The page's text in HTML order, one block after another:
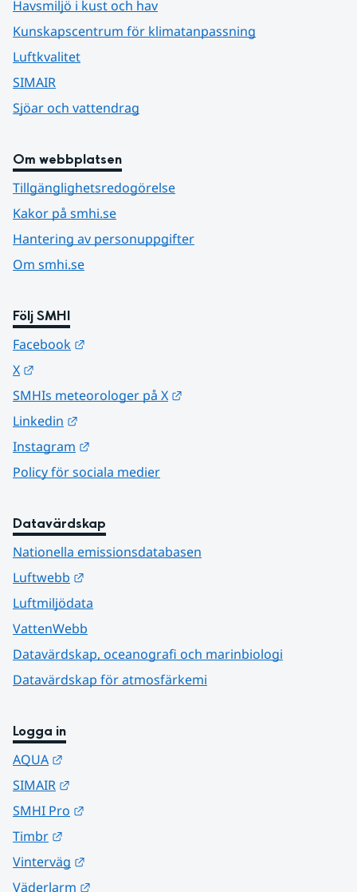
Havsmiljö i kust och hav
Kunskapscentrum för klimatanpassning
Luftkvalitet
SIMAIR
Sjöar och vattendrag
Om webbplatsen
Tillgänglighetsredogörelse
Kakor på smhi.se
Hantering av personuppgifter
Om smhi.se
Följ SMHI
Facebook
X
SMHIs meteorologer på X
Linkedin
Instagram
Policy för sociala medier
Datavärdskap
Nationella emissionsdatabasen
Luftwebb
Luftmiljödata
VattenWebb
Datavärdskap, oceanografi och marinbiologi
Datavärdskap för atmosfärkemi
Logga in
AQUA
SIMAIR
SMHI Pro
Timbr
Vinterväg
Väderlarm